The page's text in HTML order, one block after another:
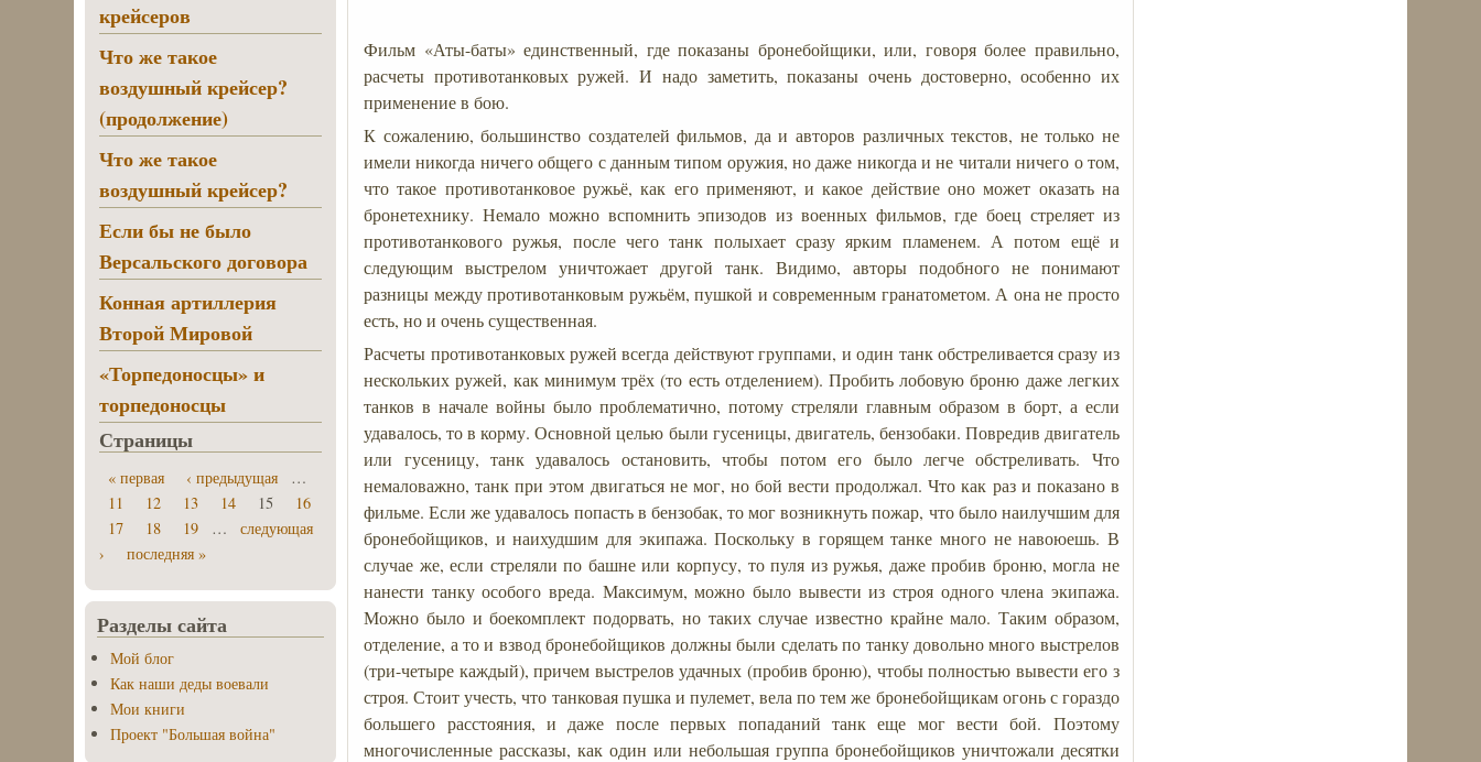
Фильм «Аты-баты» единственный, где показаны бронебойщики, или, говоря более правильно,
расчеты противотанковых ружей. И надо заметить, показаны очень достоверно, особенно их
применение в бою.
К сожалению, большинство создателей фильмов, да и авторов различных текстов, не только не
имели никогда ничего общего с данным типом оружия, но даже никогда и не читали ничего о том,
что такое противотанковое ружьё, как его применяют, и какое действие оно может оказать на
бронетехнику. Немало можно вспомнить эпизодов из военных фильмов, где боец стреляет из
противотанкового ружья, после чего танк полыхает сразу ярким пламенем. А потом ещё и
следующим выстрелом уничтожает другой танк. Видимо, авторы подобного не понимают
разницы между противотанковым ружьём, пушкой и современным гранатометом. А она не просто
есть, но и очень существенная.
Расчеты противотанковых ружей всегда действуют группами, и один танк обстреливается сразу из
нескольких ружей, как минимум трёх (то есть отделением). Пробить лобовую броню даже легких
танков в начале войны было проблематично, потому стреляли главным образом в борт, а если
удавалось, то в корму. Основной целью были гусеницы, двигатель, бензобаки. Повредив двигатель
или гусеницу, танк удавалось остановить, чтобы потом его было легче обстреливать. Что
немаловажно, танк при этом двигаться не мог, но бой вести продолжал. Что как раз и показано в
фильме. Если же удавалось попасть в бензобак, то мог возникнуть пожар, что было наилучшим для
бронебойщиков, и наихудшим для экипажа. Поскольку в горящем танке много не навоюешь. В
случае же, если стреляли по башне или корпусу, то пуля из ружья, даже пробив броню, могла не
нанести танку особого вреда. Максимум, можно было вывести из строя одного члена экипажа.
Можно было и боекомплект подорвать, но таких случае известно крайне мало. Таким образом,
отделение, а то и взвод бронебойщиков должны были сделать по танку довольно много выстрелов
(три-четыре каждый), причем выстрелов удачных (пробив броню), чтобы полностью вывести его з
строя. Стоит учесть, что танковая пушка и пулемет, вела по тем же бронебойщикам огонь с гораздо
большего расстояния, и даже после первых попаданий танк еще мог вести бой. Поэтому
многочисленные рассказы, как один или небольшая группа бронебойщиков уничтожали десятки
крейсеров
Что же такое
воздушный крейсер?
(продолжение)
Что же такое
воздушный крейсер?
Если бы не было
Версальского договора
Конная артиллерия
Второй Мировой
«Торпедоносцы» и
торпедоносцы
Страницы
« первая ‹ предыдущая
…
11
12 13 14 15
16
17
18 19 …
следующая
›
последняя »
Разделы сайта
Мой блог
Как наши деды воевали
Мои книги
Проект "Большая война"